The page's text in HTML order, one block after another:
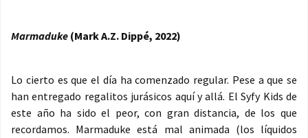
Marmaduke (Mark A.Z. Dippé, 2022)
Lo cierto es que el día ha comenzado regular. Pese a que se
han entregado regalitos jurásicos aquí y allá. El Syfy Kids de
este año ha sido el peor, con gran distancia, de los que
recordamos. Marmaduke está mal animada (los líquidos